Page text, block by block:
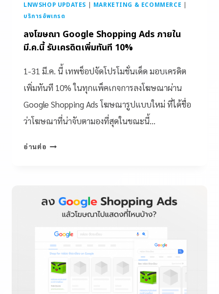
LNWSHOP UPDATES | MARKETING & ECOMMERCE |
บริการอัพเกรด
ลงโฆษณา Google Shopping Ads ภายใน
มี.ค.นี้ รับเครดิตเพิ่มทันที 10%
1-31 มี.ค. นี้ เทพช็อปจัดโปรโมชั่นเด็ด มอบเครดิต
เพิ่มทันที 10% ในทุกแพ็คเกจการลงโฆษณาผ่าน
Google Shopping Ads โฆษณารูปแบบใหม่ ที่ได้ชื่อ
ว่าโฆษณาที่น่าจับตามองที่สุดในขณะนี้…
อ่านต่อ